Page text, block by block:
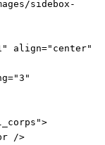
sidebox-
align="center"
>